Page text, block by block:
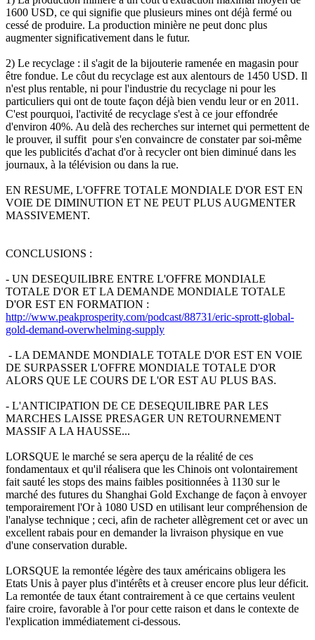
1600 USD, ce qui signifie que plusieurs mines ont déjà fermé ou
cessé de produire. La production minière ne peut donc plus
augmenter significativement dans le futur.
2) Le recyclage : il s'agit de la bijouterie ramenée en magasin pour
être fondue. Le côut du recyclage est aux alentours de 1450 USD. Il
n'est plus rentable, ni pour l'industrie du recyclage ni pour les
particuliers qui ont de toute façon déjà bien vendu leur or en 2011.
C'est pourquoi, l'activité de recyclage s'est à ce jour effondrée
d'environ 40%. Au delà des recherches sur internet qui permettent de
le prouver, il suffit pour s'en convaincre de constater par soi-même
que les publicités d'achat d'or à recycler ont bien diminué dans les
journaux, à la télévision ou dans la rue.
EN RESUME, L'OFFRE TOTALE MONDIALE D'OR EST EN
VOIE DE DIMINUTION ET NE PEUT PLUS AUGMENTER
MASSIVEMENT.
CONCLUSIONS :
- UN DESEQUILIBRE ENTRE L'OFFRE MONDIALE
TOTALE D'OR ET LA DEMANDE MONDIALE TOTALE
D'OR EST EN FORMATION :
http://www.peakprosperity.com/podcast/88731/eric-sprott-global-
gold-demand-overwhelming-supply
- LA DEMANDE MONDIALE TOTALE D'OR EST EN VOIE
DE SURPASSER L'OFFRE MONDIALE TOTALE D'OR
ALORS QUE LE COURS DE L'OR EST AU PLUS BAS.
- L'ANTICIPATION DE CE DESEQUILIBRE PAR LES
MARCHES LAISSE PRESAGER UN RETOURNEMENT
MASSIF A LA HAUSSE...
LORSQUE le marché se sera aperçu de la réalité de ces
fondamentaux et qu'il réalisera que les Chinois ont volontairement
fait sauté les stops des mains faibles positionnées à 1130 sur le
marché des futures du Shanghai Gold Exchange de façon à envoyer
temporairement l'Or à 1080 USD en utilisant leur compréhension de
l'analyse technique ; ceci, afin de racheter allègrement cet or avec un
excellent rabais pour en demander la livraison physique en vue
d'une conservation durable.
LORSQUE la remontée légère des taux américains obligera les
Etats Unis à payer plus d'intérêts et à creuser encore plus leur déficit.
La remontée de taux étant contrairement à ce que certains veulent
faire croire, favorable à l'or pour cette raison et dans le contexte de
l'explication immédiatement ci-dessous.